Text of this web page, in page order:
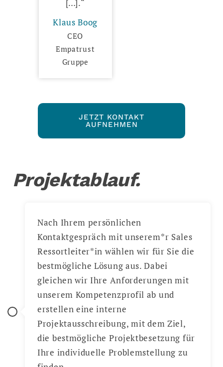
[…].“
Klaus Boog
CEO
Empatrust
Gruppe
JETZT KONTAKT
AUFNEHMEN
Projektablauf.
Nach Ihrem persönlichen
Kontaktgespräch mit unserem*r Sales
Ressortleiter*in wählen wir für Sie die
bestmögliche Lösung aus. Dabei
gleichen wir Ihre Anforderungen mit
unserem Kompetenzprofil ab und
erstellen eine interne
Projektausschreibung, mit dem Ziel,
die bestmögliche Projektbesetzung für
Ihre individuelle Problemstellung zu